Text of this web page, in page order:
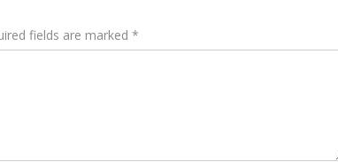
fields are marked *